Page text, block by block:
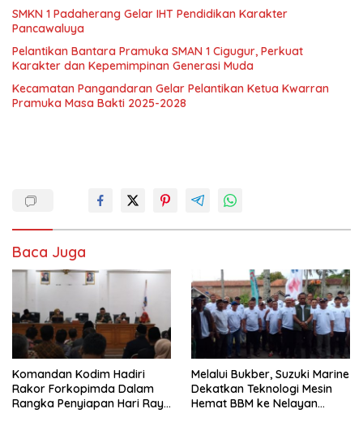
SMKN 1 Padaherang Gelar IHT Pendidikan Karakter
Pancawaluya
Pelantikan Bantara Pramuka SMAN 1 Cigugur, Perkuat
Karakter dan Kepemimpinan Generasi Muda
Kecamatan Pangandaran Gelar Pelantikan Ketua Kwarran
Pramuka Masa Bakti 2025-2028
Baca Juga
Komandan Kodim Hadiri
Rakor Forkopimda Dalam
Rangka Penyiapan Hari Raya
Melalui Bukber, Suzuki Marine
Dekatkan Teknologi Mesin
Hemat BBM ke Nelayan